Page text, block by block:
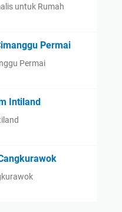
untuk Rumah
Permai
Permai
Intiland